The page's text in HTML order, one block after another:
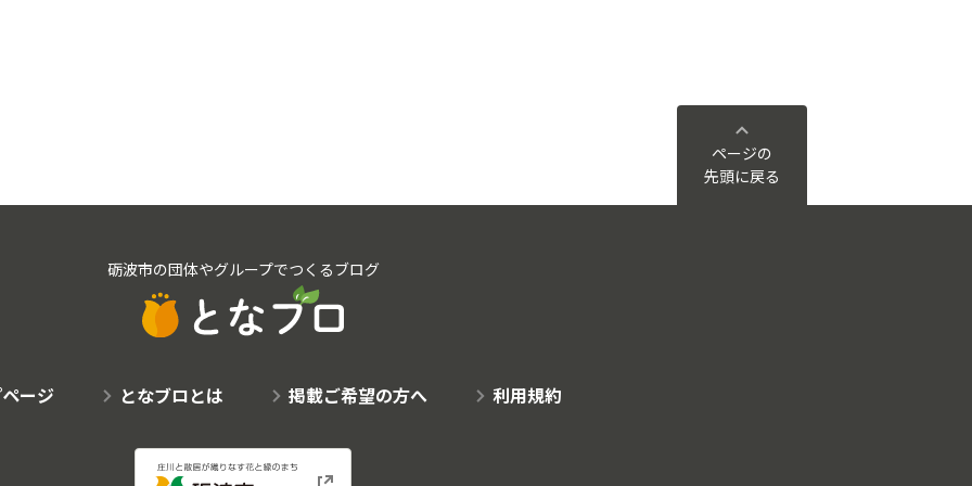
ページの
先頭に戻る
砺波市の団体やグループでつくるブログ
ージ となブロとは 掲載ご希望の方へ 利用規約